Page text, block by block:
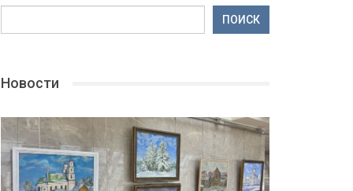
ПОИСК
Новости